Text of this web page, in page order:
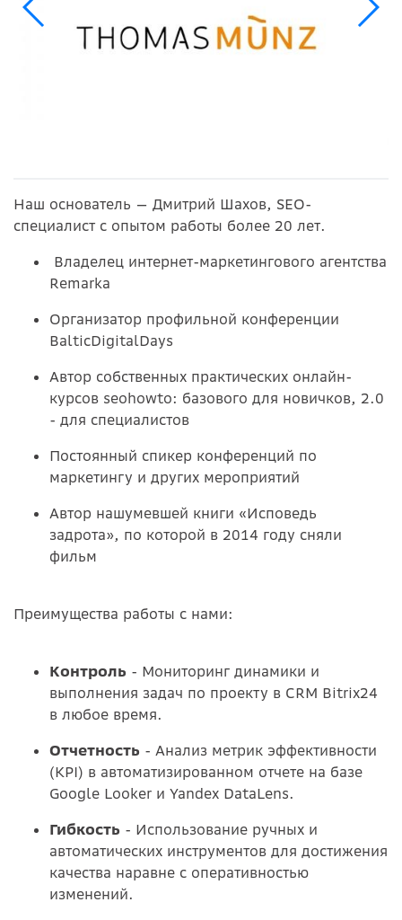
Наш основатель — Дмитрий Шахов, SEO-
специалист с опытом работы более 20 лет.
Владелец интернет-маркетингового агентства
Remarka
Организатор профильной конференции
BalticDigitalDays
Автор собственных практических онлайн-
курсов seohowto: базового для новичков, 2.0
- для специалистов
Постоянный спикер конференций по
маркетингу и других мероприятий
Автор нашумевшей книги «Исповедь
задрота», по которой в 2014 году сняли
фильм
Преимущества работы с нами:
Контроль - Мониторинг динамики и
выполнения задач по проекту в CRM Bitrix24
в любое время.
Отчетность - Анализ метрик эффективности
(KPI) в автоматизированном отчете на базе
Google Looker и Yandex DataLens.
Гибкость - Использование ручных и
автоматических инструментов для достижения
качества наравне с оперативностью
изменений.